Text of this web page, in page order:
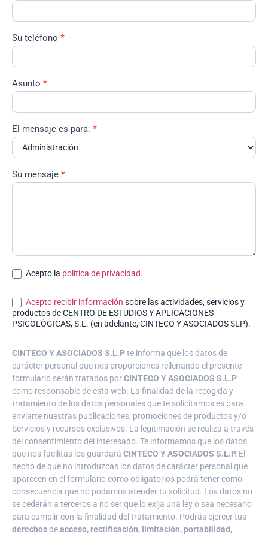
Su teléfono *
Asunto *
El mensaje es para: *
Su mensaje *
Acepto la política de privacidad.
Acepto recibir información sobre las actividades, servicios y
productos de CENTRO DE ESTUDIOS Y APLICACIONES
PSICOLÓGICAS, S.L. (en adelante, CINTECO Y ASOCIADOS SLP).
CINTECO Y ASOCIADOS S.L.Pte informa que los datos de
carácter personal que nos proporciones rellenando el presente
formulario serán tratados porCINTECO Y ASOCIADOS S.L.P
como responsable de esta web. La finalidad de la recogida y
tratamiento de los datos personales que te solicitamos es para
enviarte nuestras publicaciones, promociones de productos y/o
Servicios y recursos exclusivos. La legitimación se realiza a través
del consentimiento del interesado. Te informamos que los datos
que nos facilitas los guardará CINTECO Y ASOCIADOS S.L.P. El
hecho de que no introduzcas los datos de carácter personal que
aparecen en el formulario como obligatorios podrá tener como
consecuencia que no podamos atender tu solicitud. Los datos no
se cederán a terceros a no ser que lo exija una ley o sea necesario
para cumplir con la finalidad del tratamiento. Podrás ejercer tus
derechosdeacceso, rectificación, limitación, portabilidad,